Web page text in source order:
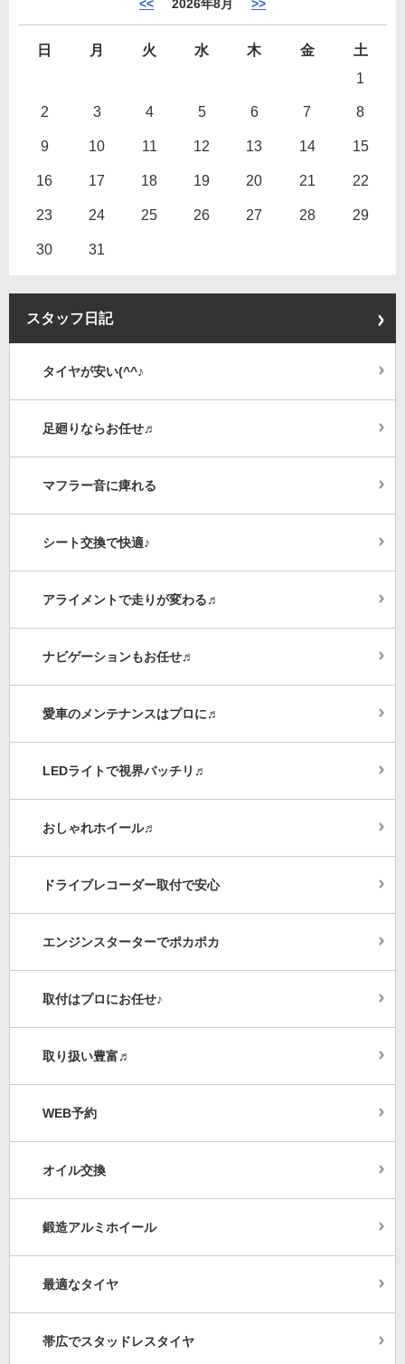
<< 2026年8月 >>
日 月 火 水 木 金
土
1
2 3 4 5 6 7 8
9 10 11 12 13 14 15
16 17 18 19 20 21 22
23 24 25 26 27 28 29
30 31
スタッフ日記
タイヤが安い(^^♪
足廻りならお任せ♬
マフラー音に痺れる
シート交換で快適♪
アライメントで走りが変わる♬
ナビゲーションもお任せ♬
愛車のメンテナンスはプロに♬
LEDライトで視界バッチリ♬
おしゃれホイール♬
ドライブレコーダー取付で安心
エンジンスターターでポカポカ
取付はプロにお任せ♪
取り扱い豊富♬
WEB予約
オイル交換
鍛造アルミホイール
最適なタイヤ
帯広でスタッドレスタイヤ